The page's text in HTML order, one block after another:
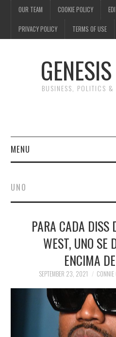
OUR TEAM COOKIE POLICY
PRIVACY POLICY TERMS OF USE
BUSINESS, POLITICS &
MENU
FINANCE
NEWS
POLITICS
SOCIETY
SPORTS
TECHNOLOGY
UNO
PARA CADA DISS
WEST, UNO SE
ENCIMA
SEPTEMBER 23, 2021 CONNIE